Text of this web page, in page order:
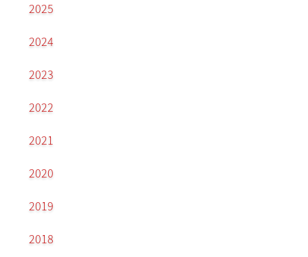
2025
2024
2023
2022
2021
2020
2019
2018